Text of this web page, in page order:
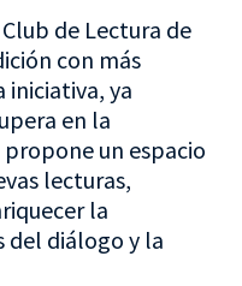
de Lectura de
con más
iniciativa, ya
en la
un espacio
lecturas,
la
del diálogo y la